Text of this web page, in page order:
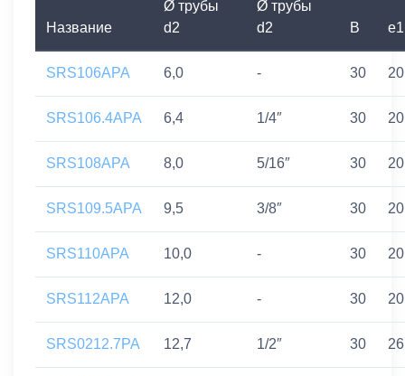
Название
Ø трубы
d2
Ø трубы
d2
B e1
SRS106APA 6,0 - 30 20
SRS106.4APA 6,4 1/4″ 30 20
SRS108APA 8,0 5/16″ 30 20
SRS109.5APA 9,5 3/8″ 30 20
SRS110APA 10,0 - 30 20
SRS112APA 12,0 - 30 20
SRS0212.7PA 12,7 1/2″ 30 26